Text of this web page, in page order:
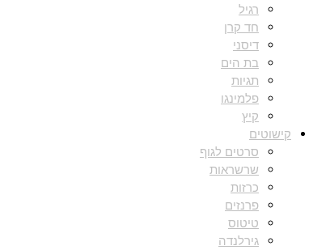
רגיל
חד קרן
דיסני
בת הים
תגיות
פלמינגו
קיץ
קישוטים
סרטים לגוף
שרשראות
כרזות
פרנזים
טיטוס
גירלנדה